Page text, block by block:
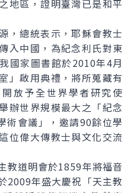
地區，證明臺灣已是和平
總統表示，耶穌會教士
入中國，為紀念利氏對東
國家圖書館於2010年4月
」啟用典禮，將所蒐藏有
放予全世界學者研究使
辦世界規模最大之「紀念
術會議」，邀請90餘位學
位偉大傳教士與文化交流
道明會於1859年將福音
2009年盛大慶祝「天主教